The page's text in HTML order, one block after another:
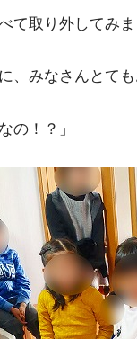
て取り外してみま
、みなさんとても
の！？」